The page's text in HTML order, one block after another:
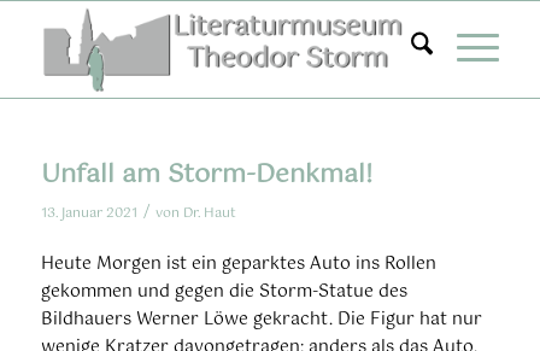
springen
Unfall am Storm-Denkmal!
13. Januar 2021 / von Dr. Haut
Heute Morgen ist ein geparktes Auto ins Rollen
gekommen und gegen die Storm-Statue des
Bildhauers Werner Löwe gekracht. Die Figur hat nur